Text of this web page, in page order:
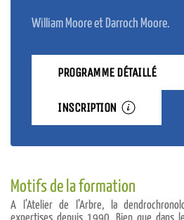
William Moore et Darroch Moore.
PROGRAMME DÉTAILLÉ
INSCRIPTION
Motifs de la formation
A l’Atelier de l’Arbre, la